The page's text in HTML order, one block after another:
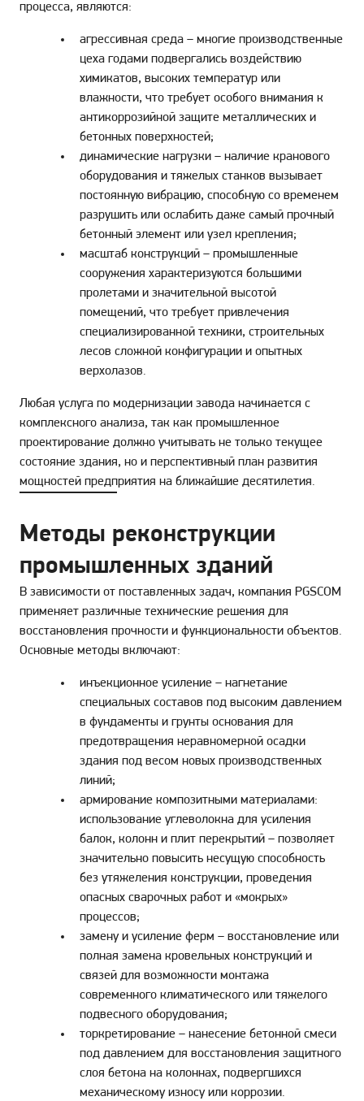
процесса, являются:
агрессивная среда – многие производственные
цеха годами подвергались воздействию
химикатов, высоких температур или
влажности, что требует особого внимания к
антикоррозийной защите металлических и
бетонных поверхностей;
динамические нагрузки – наличие кранового
оборудования и тяжелых станков вызывает
постоянную вибрацию, способную со временем
разрушить или ослабить даже самый прочный
бетонный элемент или узел крепления;
масштаб конструкций – промышленные
сооружения характеризуются большими
пролетами и значительной высотой
помещений, что требует привлечения
специализированной техники, строительных
лесов сложной конфигурации и опытных
верхолазов.
Любая услуга по модернизации завода начинается с
комплексного анализа, так как промышленное
проектирование должно учитывать не только текущее
состояние здания, но и перспективный план развития
мощностей предприятия на ближайшие десятилетия.
Методы реконструкции
промышленных зданий
В зависимости от поставленных задач, компания PGSCOM
применяет различные технические решения для
восстановления прочности и функциональности объектов.
Основные методы включают:
инъекционное усиление – нагнетание
специальных составов под высоким давлением
в фундаменты и грунты основания для
предотвращения неравномерной осадки
здания под весом новых производственных
линий;
армирование композитными материалами:
использование углеволокна для усиления
балок, колонн и плит перекрытий – позволяет
значительно повысить несущую способность
без утяжеления конструкции, проведения
опасных сварочных работ и «мокрых»
процессов;
замену и усиление ферм – восстановление или
полная замена кровельных конструкций и
связей для возможности монтажа
современного климатического или тяжелого
подвесного оборудования;
торкретирование – нанесение бетонной смеси
под давлением для восстановления защитного
слоя бетона на колоннах, подвергшихся
механическому износу или коррозии.